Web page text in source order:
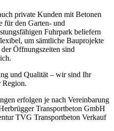
private Kunden mit Betonen
für den Garten- und
Fuhrpark beliefern
um sämtliche Bauprojekte
Öffnungszeiten sind
und Qualität – wir sind Ihr
Region.
erfolgen je nach Vereinbarung
Transportbeton GmbH
TVG Transportbeton Verkauf